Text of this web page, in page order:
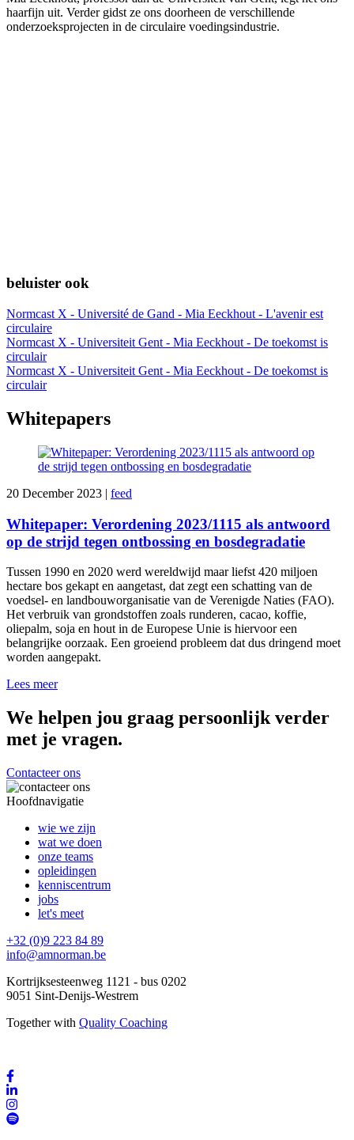
haarfijn uit. Verder gidst ze ons doorheen de verschillende
onderzoeksprojecten in de circulaire voedingsindustrie.
beluister ook
Normcast X - Université de Gand - Mia Eeckhout - L'avenir est
circulaire
Normcast X - Universiteit Gent - Mia Eeckhout - De toekomst is
circulair
Normcast X - Universiteit Gent - Mia Eeckhout - De toekomst is
circulair
Whitepapers
20 December 2023 | feed
Whitepaper: Verordening 2023/1115 als antwoord
op de strijd tegen ontbossing en bosdegradatie
Tussen 1990 en 2020 werd wereldwijd maar liefst 420 miljoen
hectare bos gekapt en aangetast, dat zegt een schatting van de
voedsel- en landbouworganisatie van de Verenigde Naties (FAO).
Het verbruik van grondstoffen zoals runderen, cacao, koffie,
oliepalm, soja en hout in de Europese Unie is hiervoor een
belangrijke oorzaak. Een groeiend probleem dat dus dringend moet
worden aangepakt.
Lees meer
We helpen jou graag persoonlijk verder
met je vragen.
Contacteer ons
Hoofdnavigatie
wie we zijn
wat we doen
onze teams
opleidingen
kenniscentrum
jobs
let's meet
+32 (0)9 223 84 89
info@amnorman.be
Kortrijksesteenweg 1121 - bus 0202
9051 Sint-Denijs-Westrem
Together with Quality Coaching